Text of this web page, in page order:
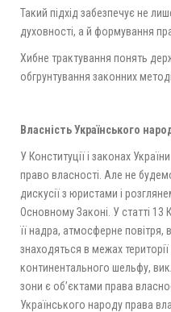
Такий підхід забезпечує не
духовності, а й формування
Хибне трактування понять
обгрунтування законних
Власність Українського
У Конституції і законах
право власності. Але не
дискусії з юристами і
Основному Законі. У статті 13
її надра, атмосферне повітря,
знаходяться в межах
континентального шельфу,
зони є об’єктами права
Українського народу права